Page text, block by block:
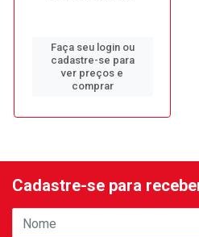
Faça seu login ou
cadastre-se para
ver preços e
comprar
Cadastre-se para